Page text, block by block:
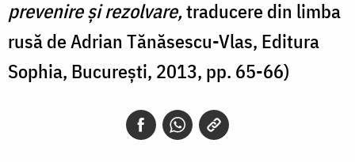
prevenire și rezolvare,traducere din limba
rusă de Adrian Tănăsescu-Vlas, Editura
Sophia, București, 2013, pp. 65-66)